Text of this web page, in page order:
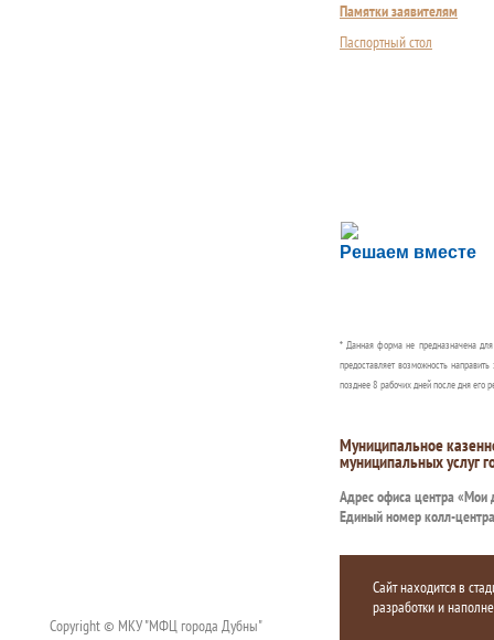
Памятки заявителям
Паспортный стол
Решаем вместе
Сложности с
Сообщите об этом
* Данная форма не предназначена
предоставляет возможность
позднее 8 рабочих дней после дня его
Муниципальное
муниципальных услуг
Адрес офиса центра «Мои
Единый номер колл-
Copyright © МКУ "МФЦ города Дубны"
Сайт находится в
разработки и